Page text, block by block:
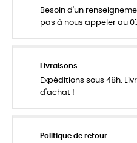
Besoin d'un
pas à nous appeler au 03
Livraisons
Expéditions sous 48h.
d'achat !
Politique de retour